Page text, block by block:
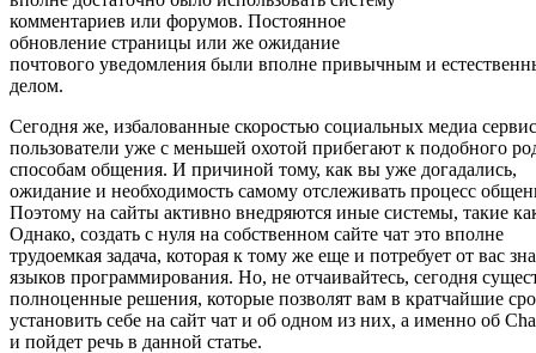
комментариев или форумов. Постоянное
обновление страницы или же ожидание
почтового уведомления были вполне привычным и
делом.
Сегодня же, избалованные скоростью социальных медиа
пользователи уже с меньшей охотой прибегают к подобного
способам общения. И причиной тому, как вы уже догадались,
ожидание и необходимость самому отслеживать процесс
Поэтому на сайты активно внедряются иные системы, такие
Однако, создать с нуля на собственном сайте чат это вполне
трудоемкая задача, которая к тому же еще и потребует от вас
языков программирования. Но, не отчаивайтесь, сегодня
полноценные решения, которые позволят вам в кратчайшие
установить себе на сайт чат и об одном из них, а именно об
и пойдет речь в данной статье.